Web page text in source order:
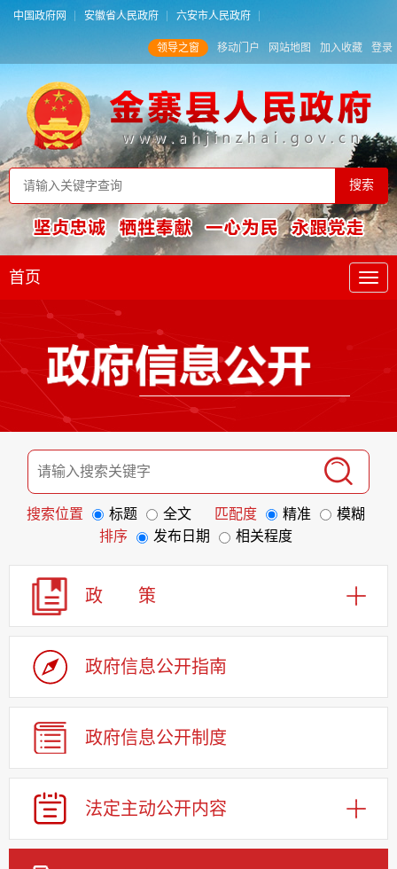
中国政府网 安徽省人民政府 六安市人民政府
领导之窗 移动门户 网站地图 加入收藏 登录
首页
搜索位置 标题 全文 匹配度 精准
模糊
排序
发布日期 相关程度
政 策
政府信息公开指南
政府信息公开制度
法定主动公开内容